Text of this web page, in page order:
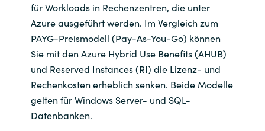
Kingdom of Saudi Arabia
Kuwait
Latvia
Lithuania
für Workloads in Rechenzentren, die unter
Azure ausgeführt werden. Im Vergleich zum
PAYG-Preismodell (Pay-As-You-Go) können
Sie mit den Azure Hybrid Use Benefits (AHUB)
und Reserved Instances (RI) die Lizenz- und
Rechenkosten erheblich senken. Beide Modelle
gelten für Windows Server- und SQL-
Datenbanken.